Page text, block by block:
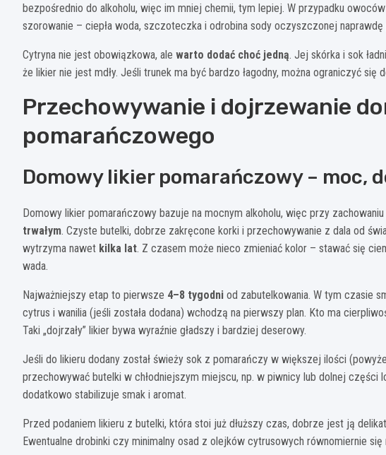
bezpośrednio do alkoholu, więc im mniej chemii, tym lepiej. W przypadku
szorowanie – ciepła woda, szczoteczka i odrobina sody oczyszczonej naprawdę
Cytryna nie jest obowiązkowa, ale warto dodać choć jedną. Jej skórka i sok
że likier nie jest mdły. Jeśli trunek ma być bardzo łagodny, można ograniczyć
Przechowywanie i dojrzewanie
pomarańczowego
Domowy likier pomarańczowy – moc,
Domowy likier pomarańczowy bazuje na mocnym alkoholu, więc przy
trwałym. Czyste butelki, dobrze zakręcone korki i przechowywanie z dala od
wytrzyma nawet kilka lat. Z czasem może nieco zmieniać kolor – stawać się
wada.
Najważniejszy etap to pierwsze 4–8 tygodni od zabutelkowania. W tym czasie
cytrus i wanilia (jeśli została dodana) wchodzą na pierwszy plan. Kto ma
Taki „dojrzały” likier bywa wyraźnie gładszy i bardziej deserowy.
Jeśli do likieru dodany został świeży sok z pomarańczy w większej ilości
przechowywać butelki w chłodniejszym miejscu, np. w piwnicy lub dolnej części
dodatkowo stabilizuje smak i aromat.
Przed podaniem likieru z butelki, która stoi już dłuższy czas, dobrze jest ją
Ewentualne drobinki czy minimalny osad z olejków cytrusowych równomiernie